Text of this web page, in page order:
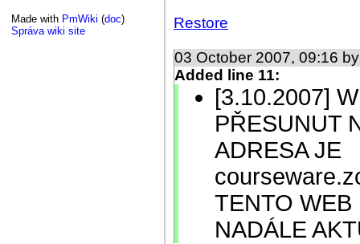
Made with PmWiki (doc)
Správa wiki site
Restore
03 October 2007, 09:16
Added line 11:
[3.10.2007]
PŘESUNUT
ADRESA JE
TENTO WEB
NADÁLE